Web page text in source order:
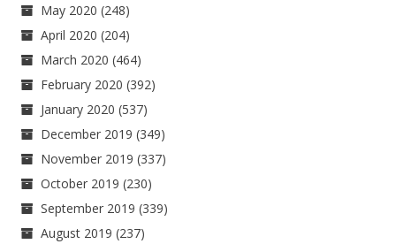
May 2020 (248)
April 2020 (204)
March 2020 (464)
February 2020 (392)
January 2020 (537)
December 2019 (349)
November 2019 (337)
October 2019 (230)
September 2019 (339)
August 2019 (237)